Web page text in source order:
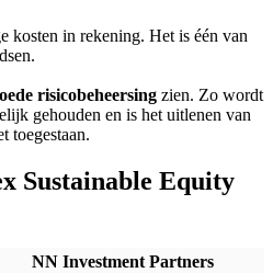
kosten in rekening. Het is één van
risicobeheersing zien. Zo wordt
gehouden en is het uitlenen van
toegestaan.
Sustainable Equity
NN Investment Partners